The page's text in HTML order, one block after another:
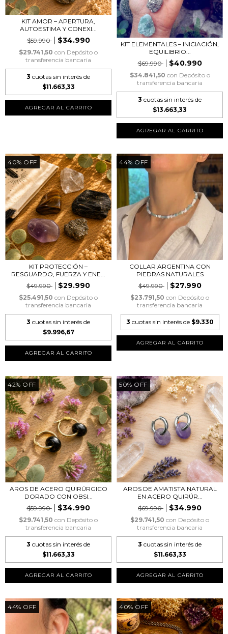
KIT AMOR – APERTURA,
AUTOESTIMA Y CONEXI...
$59.990
$34.990
$29.741,50 con Depósito o
transferencia bancaria
3 cuotas sin interés de
$11.663,33
KIT ELEMENTALES – INICIACIÓN,
EQUILIBRIO...
$69.990
$40.990
$34.841,50 con Depósito o
transferencia bancaria
3 cuotas sin interés de
$13.663,33
40% OFF
KIT PROTECCIÓN –
RESGUARDO, FUERZA Y ENE...
$49.990
$29.990
$25.491,50 con Depósito o
transferencia bancaria
3 cuotas sin interés de
$9.996,67
44% OFF
COLLAR ARGENTINA CON
PIEDRAS NATURALES
$49.990
$27.990
$23.791,50 con Depósito o
transferencia bancaria
3 cuotas sin interés de $9.330
42% OFF
AROS DE ACERO QUIRÚRGICO
DORADO CON OBSI...
$59.990
$34.990
$29.741,50 con Depósito o
transferencia bancaria
3 cuotas sin interés de
$11.663,33
50% OFF
AROS DE AMATISTA NATURAL
EN ACERO QUIRÚR...
$69.990
$34.990
$29.741,50 con Depósito o
transferencia bancaria
3 cuotas sin interés de
$11.663,33
44% OFF 40% OFF